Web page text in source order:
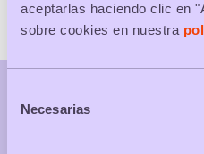
aceptarlas haciendo clic en
sobre cookies en nuestra
Necesarias